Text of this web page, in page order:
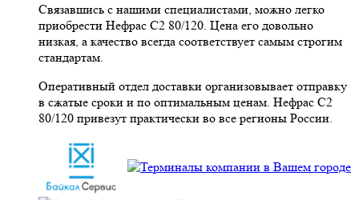
Связавшись с нашими специалистами, можно легко
приобрести Нефрас С2 80/120. Цена его довольно
низкая, а качество всегда соответствует самым строгим
стандартам.
Оперативный отдел доставки организовывает отправку
в сжатые сроки и по оптимальным ценам. Нефрас С2
80/120 привезут практически во все регионы России.